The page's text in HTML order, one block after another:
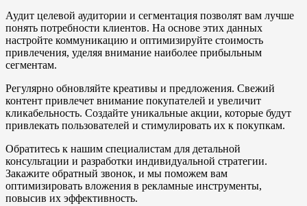
Аудит целевой аудитории и сегментация позволят вам лучше
понять потребности клиентов. На основе этих данных
настройте коммуникацию и оптимизируйте стоимость
привлечения, уделяя внимание наиболее прибыльным
сегментам.
Регулярно обновляйте креативы и предложения. Свежий
контент привлечет внимание покупателей и увеличит
кликабельность. Создайте уникальные акции, которые будут
привлекать пользователей и стимулировать их к покупкам.
Обратитесь к нашим специалистам для детальной
консультации и разработки индивидуальной стратегии.
Закажите обратный звонок, и мы поможем вам
оптимизировать вложения в рекламные инструменты,
повысив их эффективность.